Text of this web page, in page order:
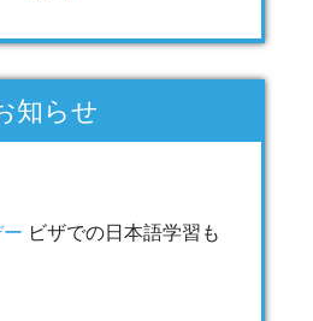
知らせ
ビザでの日本語学習も